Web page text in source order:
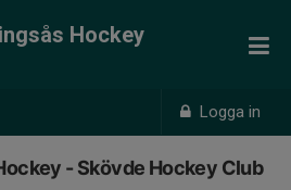
Logga in
Hockey
- Skövde Hockey Club